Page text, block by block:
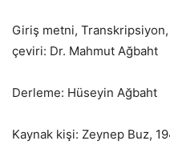
Giriş metni, Transkripsiyon,
çeviri: Dr. Mahmut Ağbaht
Derleme: Hüseyin Ağbaht
Kaynak kişi: Zeynep Buz,